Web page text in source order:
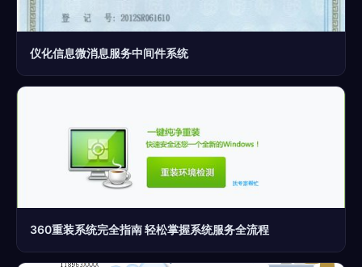
仪化信息微消息服务中间件系统
360重装系统完全指南 轻松掌握系统服务全流程